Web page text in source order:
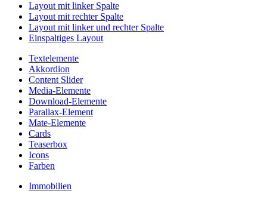
Layout mit linker Spalte
Layout mit rechter Spalte
Layout mit linker und rechter Spalte
Einspaltiges Layout
Textelemente
Akkordion
Content Slider
Media-Elemente
Download-Elemente
Parallax-Element
Mate-Elemente
Cards
Teaserbox
Icons
Farben
Immobilien